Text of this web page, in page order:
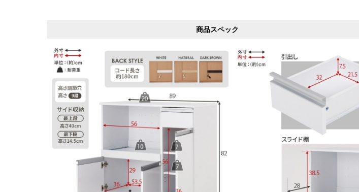
商品スペック